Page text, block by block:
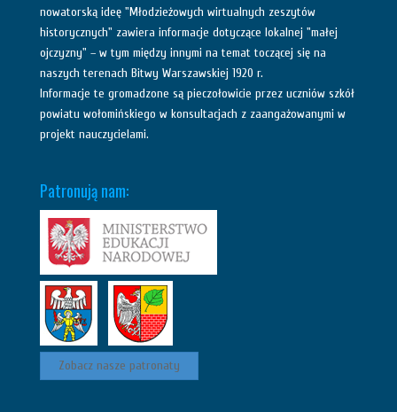
nowatorską ideę "Młodzieżowych wirtualnych zeszytów
historycznych" zawiera informacje dotyczące lokalnej "małej
ojczyzny" – w tym między innymi na temat toczącej się na
naszych terenach Bitwy Warszawskiej 1920 r.
Informacje te gromadzone są pieczołowicie przez uczniów szkół
powiatu wołomińskiego w konsultacjach z zaangażowanymi w
projekt nauczycielami.
Patronują nam:
Zobacz nasze patronaty